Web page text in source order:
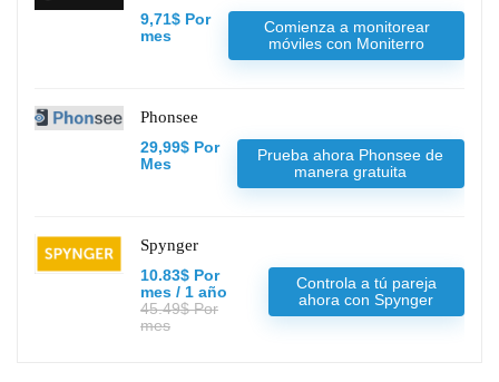
9,71$ Por
mes
Comienza a monitorear
móviles con Moniterro
Phonsee
29,99$ Por
Mes
Prueba ahora Phonsee de
manera gratuita
Spynger
10.83$ Por
mes / 1 año
45.49$ Por
mes
Controla a tú pareja
ahora con Spynger